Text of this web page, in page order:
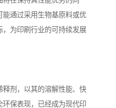
能通过采用生物基原料或优
为印刷行业的可持续发展
释剂，以其的溶解性能、快
保表现，已经成为现代印